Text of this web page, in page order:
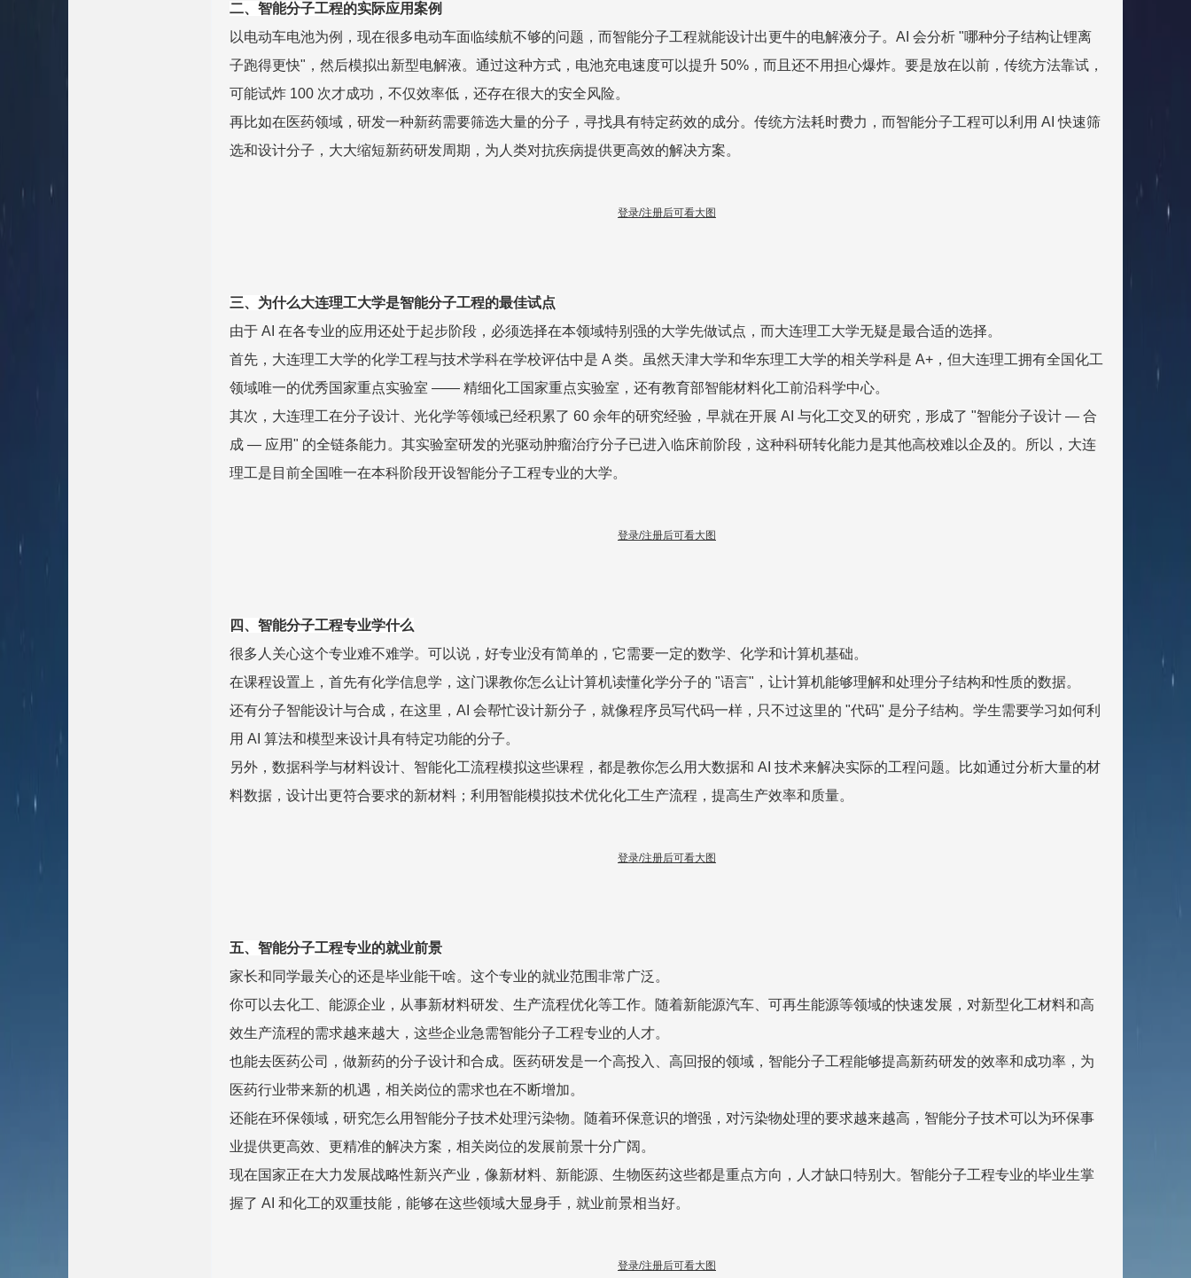
二、智能分子工程的实际应用案例
以电动车电池为例，现在很多电动车面临续航不够的问题，而智能分子工程就能设计出更牛的电解液分子。AI 会分析 "哪种分子结构让锂离
子跑得更快"，然后模拟出新型电解液。通过这种方式，电池充电速度可以提升 50%，而且还不用担心爆炸。要是放在以前，传统方法靠试，
可能试炸 100 次才成功，不仅效率低，还存在很大的安全风险。
再比如在医药领域，研发一种新药需要筛选大量的分子，寻找具有特定药效的成分。传统方法耗时费力，而智能分子工程可以利用 AI 快速筛
选和设计分子，大大缩短新药研发周期，为人类对抗疾病提供更高效的解决方案。
登录/注册后可看大图
三、为什么大连理工大学是智能分子工程的最佳试点
由于 AI 在各专业的应用还处于起步阶段，必须选择在本领域特别强的大学先做试点，而大连理工大学无疑是最合适的选择。
首先，大连理工大学的化学工程与技术学科在学校评估中是 A 类。虽然天津大学和华东理工大学的相关学科是 A+，但大连理工拥有全国化工
领域唯一的优秀国家重点实验室 —— 精细化工国家重点实验室，还有教育部智能材料化工前沿科学中心。
其次，大连理工在分子设计、光化学等领域已经积累了 60 余年的研究经验，早就在开展 AI 与化工交叉的研究，形成了 "智能分子设计 — 合
成 — 应用" 的全链条能力。其实验室研发的光驱动肿瘤治疗分子已进入临床前阶段，这种科研转化能力是其他高校难以企及的。所以，大连
理工是目前全国唯一在本科阶段开设智能分子工程专业的大学。
登录/注册后可看大图
四、智能分子工程专业学什么
很多人关心这个专业难不难学。可以说，好专业没有简单的，它需要一定的数学、化学和计算机基础。
在课程设置上，首先有化学信息学，这门课教你怎么让计算机读懂化学分子的 "语言"，让计算机能够理解和处理分子结构和性质的数据。
还有分子智能设计与合成，在这里，AI 会帮忙设计新分子，就像程序员写代码一样，只不过这里的 "代码" 是分子结构。学生需要学习如何利
用 AI 算法和模型来设计具有特定功能的分子。
另外，数据科学与材料设计、智能化工流程模拟这些课程，都是教你怎么用大数据和 AI 技术来解决实际的工程问题。比如通过分析大量的材
料数据，设计出更符合要求的新材料；利用智能模拟技术优化化工生产流程，提高生产效率和质量。
登录/注册后可看大图
五、智能分子工程专业的就业前景
家长和同学最关心的还是毕业能干啥。这个专业的就业范围非常广泛。
你可以去化工、能源企业，从事新材料研发、生产流程优化等工作。随着新能源汽车、可再生能源等领域的快速发展，对新型化工材料和高
效生产流程的需求越来越大，这些企业急需智能分子工程专业的人才。
也能去医药公司，做新药的分子设计和合成。医药研发是一个高投入、高回报的领域，智能分子工程能够提高新药研发的效率和成功率，为
医药行业带来新的机遇，相关岗位的需求也在不断增加。
还能在环保领域，研究怎么用智能分子技术处理污染物。随着环保意识的增强，对污染物处理的要求越来越高，智能分子技术可以为环保事
业提供更高效、更精准的解决方案，相关岗位的发展前景十分广阔。
现在国家正在大力发展战略性新兴产业，像新材料、新能源、生物医药这些都是重点方向，人才缺口特别大。智能分子工程专业的毕业生掌
握了 AI 和化工的双重技能，能够在这些领域大显身手，就业前景相当好。
登录/注册后可看大图